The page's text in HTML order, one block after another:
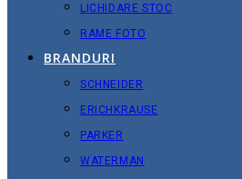
LICHIDARE STOC
RAME FOTO
BRANDURI
SCHNEIDER
ERICHKRAUSE
PARKER
WATERMAN